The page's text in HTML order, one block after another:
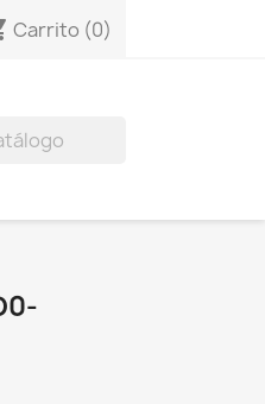
Carrito (0)